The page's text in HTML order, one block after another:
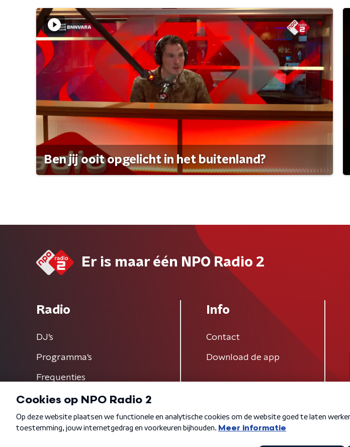
Ben jij ooit opgelicht in het buitenland?
Er is maar één NPO Radio 2
Radio
DJ’s
Programma's
Frequenties
Info
Contact
Download de app
Algemene voorwaarden Privacybeleid